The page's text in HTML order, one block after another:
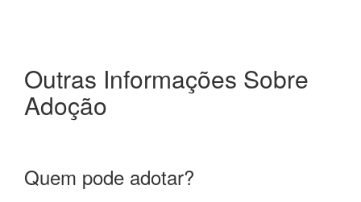
Outras Informações Sobre
Adoção
Quem pode adotar?